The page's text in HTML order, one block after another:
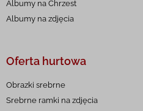
Albumy na Chrzest
Albumy na zdjęcia
Oferta hurtowa
Obrazki srebrne
Srebrne ramki na zdjęcia